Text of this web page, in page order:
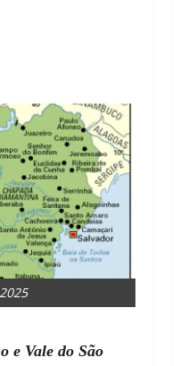
e Vale do São